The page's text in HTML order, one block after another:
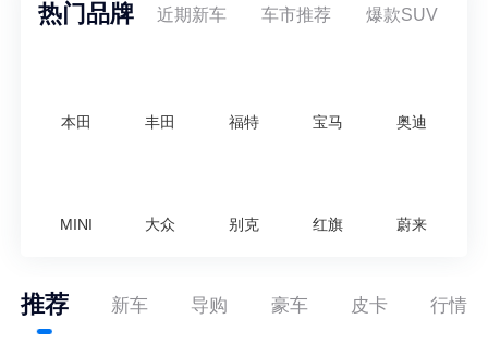
热门品牌 近期新车 车市推荐 爆款SUV
本田 丰田 福特 宝马 奥迪
MINI 大众 别克 红旗 蔚来
推荐 新车 导购 豪车 皮卡 行情